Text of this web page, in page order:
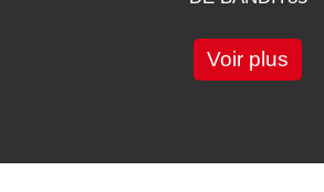
Voir plus